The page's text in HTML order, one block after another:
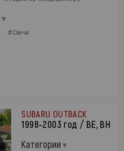
#Свечи
SUBARU OUTBACK
1998-2003 год / BE, BH
Категории